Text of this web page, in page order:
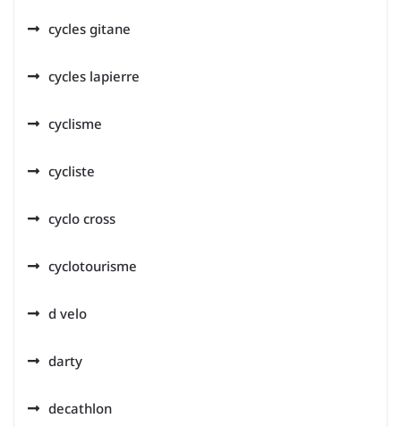
cycles gitane
cycles lapierre
cyclisme
cycliste
cyclo cross
cyclotourisme
d velo
darty
decathlon